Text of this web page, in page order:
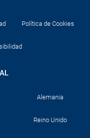
Política de Cookies
Alemania
Reino Unido